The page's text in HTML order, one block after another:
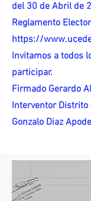
del 30 de Abril de
Reglamento
https://
Invitamos a todos
participar.
Firmado Gerardo
Interventor Distrito
Gonzalo Diaz